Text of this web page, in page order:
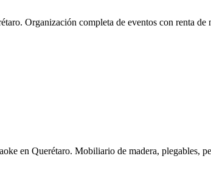
Organización completa de eventos con renta
en Querétaro. Mobiliario de madera, plegables,